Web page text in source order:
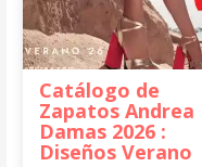
Catálogo de
Zapatos Andrea
Damas 2026 :
Diseños Verano